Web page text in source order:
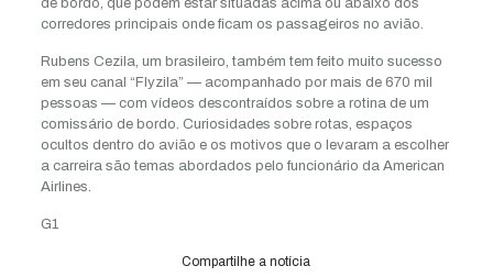
de bordo, que podem estar situadas acima ou abaixo dos
corredores principais onde ficam os passageiros no avião.
Rubens Cezila, um brasileiro, também tem feito muito sucesso
em seu canal “Flyzila” — acompanhado por mais de 670 mil
pessoas — com vídeos descontraídos sobre a rotina de um
comissário de bordo. Curiosidades sobre rotas, espaços
ocultos dentro do avião e os motivos que o levaram a escolher
a carreira são temas abordados pelo funcionário da American
Airlines.
G1
Compartilhe a notícia